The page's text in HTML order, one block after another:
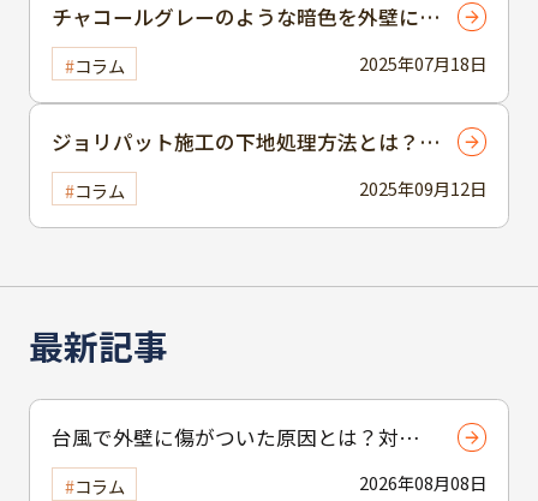
最新記事
台風で外壁に傷がついた原因とは？対応
策を知るためのポイントを解説
2026年08月08日
コラム
2025年07月18日
チャコールグレーのような暗色を外壁に採
用する際のポイントをご紹介！
コラム
2025年09月12日
ジョリパット施工の下地処理方法とは？手
順と注意点を解説
コラム